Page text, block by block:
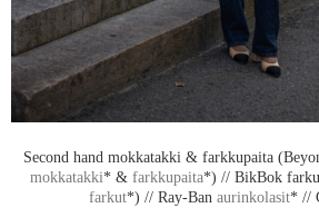
Second hand mokkatakki & farkkupaita
mokkatakki* & farkkupaita*) // BikBok
farkut*) // Ray-Ban aurinkolasit* //